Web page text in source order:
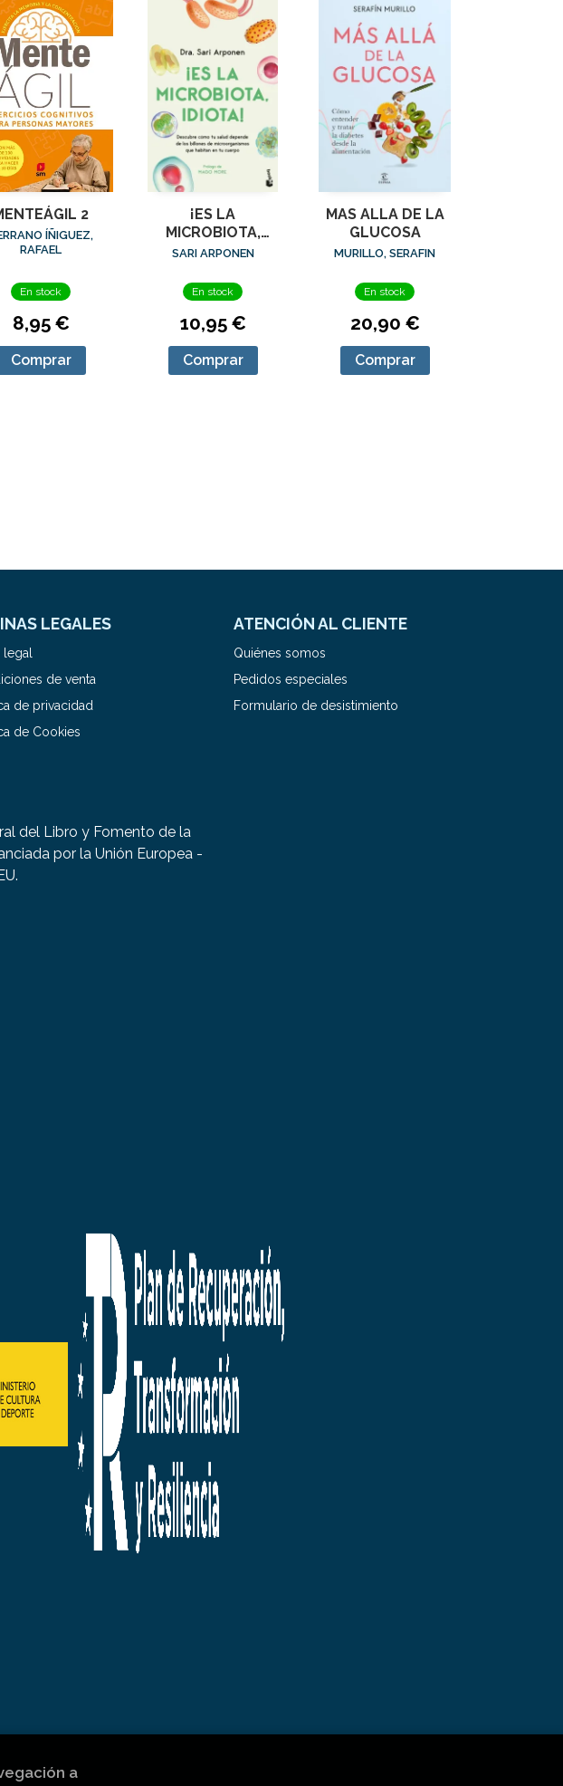
2
ÍÑIGUEZ,
RAFAEL
En stock
8,95 €
Comprar
¡ES LA
MICROBIOTA,
IDIOTA!
SARI ARPONEN
En stock
10,95 €
Comprar
MAS ALLA DE LA
GLUCOSA
MURILLO, SERAFIN
En stock
20,90 €
Comprar
LEGALES
de venta
de privacidad
de Cookies
ATENCIÓN AL CLIENTE
Quiénes somos
Pedidos especiales
Formulario de desistimiento
del Libro y Fomento de la
por la Unión Europea -
a